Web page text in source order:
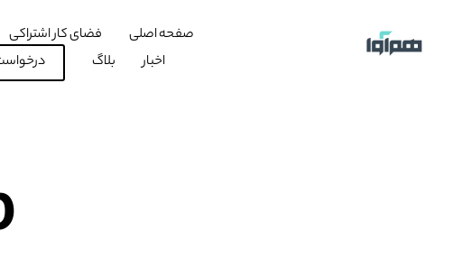
صفحه اصلی فضای کار اشتراکی
اخبار
بلاگ